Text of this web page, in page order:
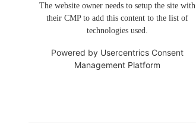
The website owner needs to setup the site with
their CMP to add this content to the list of
technologies used.
Powered by Usercentrics Consent
Management Platform